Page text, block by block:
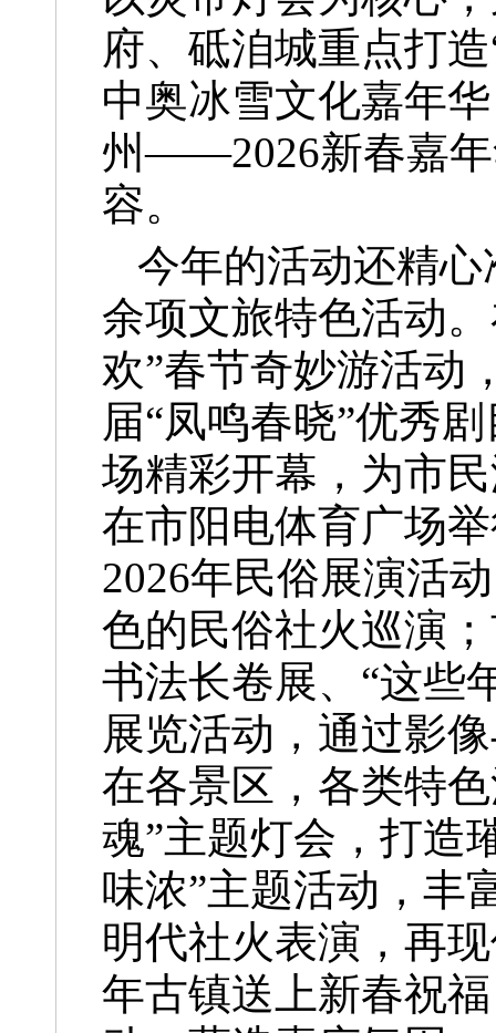
府、砥洎城重点打
中奥冰雪文化嘉年
州——2026新春嘉年
容。
今年的活动还精
余项文旅特色活动
欢”春节奇妙游活动
届“凤鸣春晓”优秀
场精彩开幕，为市
在市阳电体育广场
2026年民俗展演活
色的民俗社火巡演
书法长卷展、“这些
展览活动，通过影
在各景区，各类特
魂”主题灯会，打造
味浓”主题活动，丰
明代社火表演，再
年古镇送上新春祝